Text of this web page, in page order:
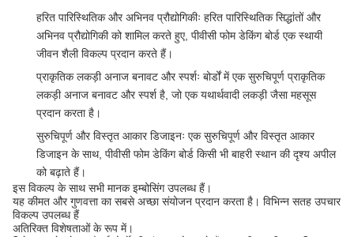
हरित पारिस्थितिक और अभिनव प्रौद्योगिकीः हरित पारिस्थितिक सिद्धांतों और
अभिनव प्रौद्योगिकी को शामिल करते हुए, पीवीसी फोम डेकिंग बोर्ड एक स्थायी
जीवन शैली विकल्प प्रदान करते हैं।
प्राकृतिक लकड़ी अनाज बनावट और स्पर्शः बोर्डों में एक सुरुचिपूर्ण प्राकृतिक
लकड़ी अनाज बनावट और स्पर्श है, जो एक यथार्थवादी लकड़ी जैसा महसूस
प्रदान करता है।
सुरुचिपूर्ण और विस्तृत आकार डिजाइनः एक सुरुचिपूर्ण और विस्तृत आकार
डिजाइन के साथ, पीवीसी फोम डेकिंग बोर्ड किसी भी बाहरी स्थान की दृश्य अपील
को बढ़ाते हैं।
इस विकल्प के साथ सभी मानक इम्बोसिंग उपलब्ध हैं।
यह कीमत और गुणवत्ता का सबसे अच्छा संयोजन प्रदान करता है। विभिन्न सतह उपचार
विकल्प उपलब्ध हैं
अतिरिक्त विशेषताओं के रूप में।